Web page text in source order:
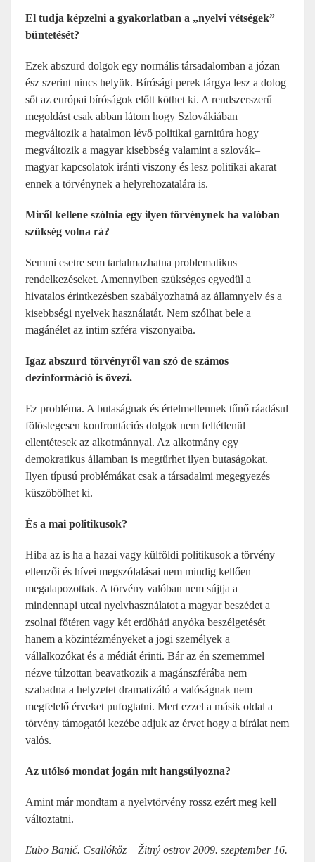
El tudja képzelni a gyakorlatban a „nyelvi vétségek”
büntetését?
Ezek abszurd dolgok egy normális társadalomban a józan
ész szerint nincs helyük. Bírósági perek tárgya lesz a dolog
sőt az európai bíróságok előtt köthet ki. A rendszerszerű
megoldást csak abban látom hogy Szlovákiában
megváltozik a hatalmon lévő politikai garnitúra hogy
megváltozik a magyar kisebbség valamint a szlovák–
magyar kapcsolatok iránti viszony és lesz politikai akarat
ennek a törvénynek a helyrehozatalára is.
Miről kellene szólnia egy ilyen törvénynek ha valóban
szükség volna rá?
Semmi esetre sem tartalmazhatna problematikus
rendelkezéseket. Amennyiben szükséges egyedül a
hivatalos érintkezésben szabályozhatná az államnyelv és a
kisebbségi nyelvek használatát. Nem szólhat bele a
magánélet az intim szféra viszonyaiba.
Igaz abszurd törvényről van szó de számos
dezinformáció is övezi.
Ez probléma. A butaságnak és értelmetlennek tűnő ráadásul
fölöslegesen konfrontációs dolgok nem feltétlenül
ellentétesek az alkotmánnyal. Az alkotmány egy
demokratikus államban is megtűrhet ilyen butaságokat.
Ilyen típusú problémákat csak a társadalmi megegyezés
küszöbölhet ki.
És a mai politikusok?
Hiba az is ha a hazai vagy külföldi politikusok a törvény
ellenzői és hívei megszólalásai nem mindig kellően
megalapozottak. A törvény valóban nem sújtja a
mindennapi utcai nyelvhasználatot a magyar beszédet a
zsolnai főtéren vagy két erdőháti anyóka beszélgetését
hanem a közintézményeket a jogi személyek a
vállalkozókat és a médiát érinti. Bár az én szememmel
nézve túlzottan beavatkozik a magánszférába nem
szabadna a helyzetet dramatizáló a valóságnak nem
megfelelő érveket pufogtatni. Mert ezzel a másik oldal a
törvény támogatói kezébe adjuk az érvet hogy a bírálat nem
valós.
Az utólsó mondat jogán mit hangsúlyozna?
Amint már mondtam a nyelvtörvény rossz ezért meg kell
változtatni.
Ľubo Banič. Csallóköz – Žitný ostrov 2009. szeptember 16.